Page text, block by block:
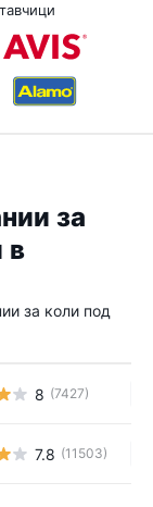
за
в
за коли под
8 (7427)
7.8 (11503)